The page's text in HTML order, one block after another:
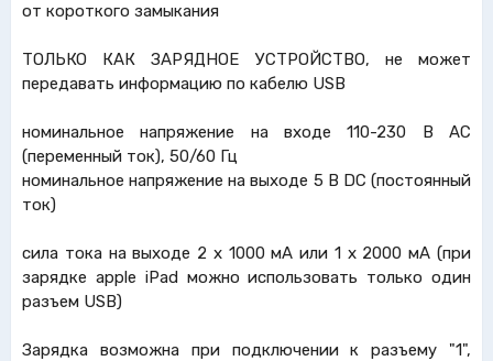
от короткого замыкания
ТОЛЬКО КАК ЗАРЯДНОЕ УСТРОЙСТВО, не может
передавать информацию по кабелю USB
номинальное напряжение на входе 110-230 В AC
(переменный ток), 50/60 Гц
номинальное напряжение на выходе 5 В DC (постоянный
ток)
сила тока на выходе 2 х 1000 мА или 1 х 2000 мА (при
зарядке apple iPad можно использовать только один
разъем USB)
Зарядка возможна при подключении к разъему "1",